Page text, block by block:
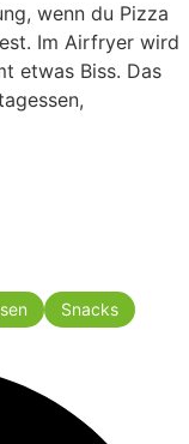
wenn du Pizza
Im Airfryer wird
etwas Biss. Das
Snacks